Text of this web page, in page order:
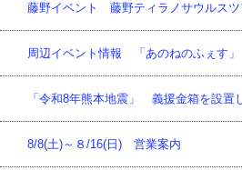
藤野イベント 藤野ティラノサウルスツ
周辺イベント情報 「あのねのふぇす」
「令和8年熊本地震」 義援金箱を設置
8/8(土)～８/16(日) 営業案内